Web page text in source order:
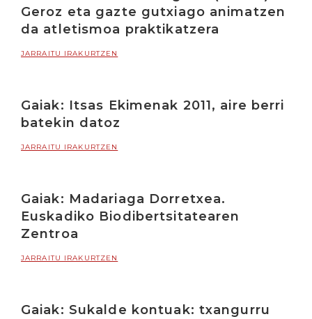
Geroz eta gazte gutxiago animatzen
da atletismoa praktikatzera
JARRAITU IRAKURTZEN
Gaiak: Itsas Ekimenak 2011, aire berri
batekin datoz
JARRAITU IRAKURTZEN
Gaiak: Madariaga Dorretxea.
Euskadiko Biodibertsitatearen
Zentroa
JARRAITU IRAKURTZEN
Gaiak: Sukalde kontuak: txangurru